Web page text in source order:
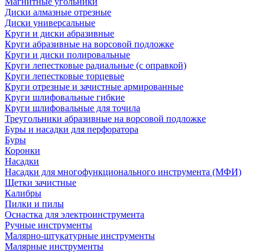
Диски алмазные отрезные
Диски универсальные
Круги и диски абразивные
Круги абразивные на ворсовой подложке
Круги и диски полировальные
Круги лепестковые радиальные (с оправкой)
Круги лепестковые торцевые
Круги отрезные и зачистные армированные
Круги шлифовальные гибкие
Круги шлифовальные для точила
Треугольники абразивные на ворсовой подложке
Буры и насадки для перфоратора
Буры
Коронки
Насадки
Насадки для многофункционального инструмента (МФИ)
Щетки зачистные
Калибры
Пилки и пилы
Оснастка для электроинструмента
Ручные инструменты
Малярно-штукатурные инструменты
Малярные инструменты